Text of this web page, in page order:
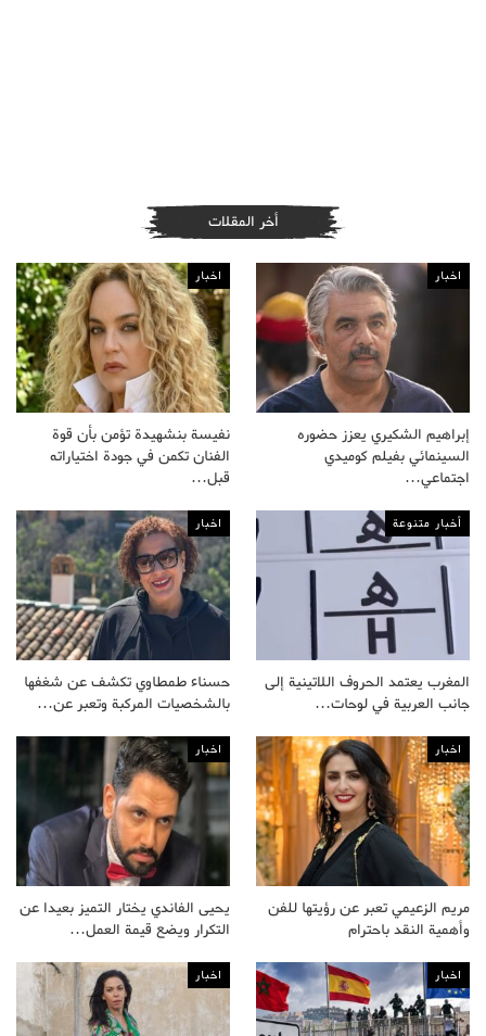
أخر المقلات
اخبار
إبراهيم الشكيري يعزز حضوره
السينمائي بفيلم كوميدي
اجتماعي…
اخبار
نفيسة بنشهيدة تؤمن بأن قوة
الفنان تكمن في جودة اختياراته
قبل…
أخبار متنوعة
المغرب يعتمد الحروف اللاتينية إلى
جانب العربية في لوحات…
اخبار
حسناء طمطاوي تكشف عن شغفها
بالشخصيات المركبة وتعبر عن…
اخبار
مريم الزعيمي تعبر عن رؤيتها للفن
وأهمية النقد باحترام
اخبار
يحيى الفاندي يختار التميز بعيدا عن
التكرار ويضع قيمة العمل…
اخبار اخبار